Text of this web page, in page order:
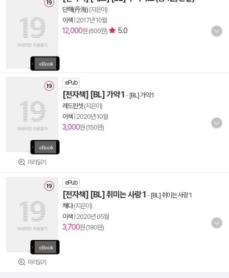
단해(丹海) (지은이)
이색 2017년 10월
12,000원 (600원) 5.0
미리읽기
ePub
[전자책] [BL] 가약 1 - [BL] 가약 1
레드핀셋 (지은이)
이색 2020년 10월
3,000원 (150원)
미리읽기
ePub
[전자책] [BL] 취미는 사랑 1 - [BL] 취미는 사랑 1
채다(지은이)
이색 2020년 05월
3,700원 (180원)